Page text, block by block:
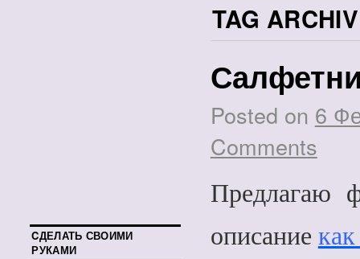
TAG
Posted on 6
Comments
Предлагаю
описание
CДЕЛАТЬ СВОИМИ
РУКАМИ